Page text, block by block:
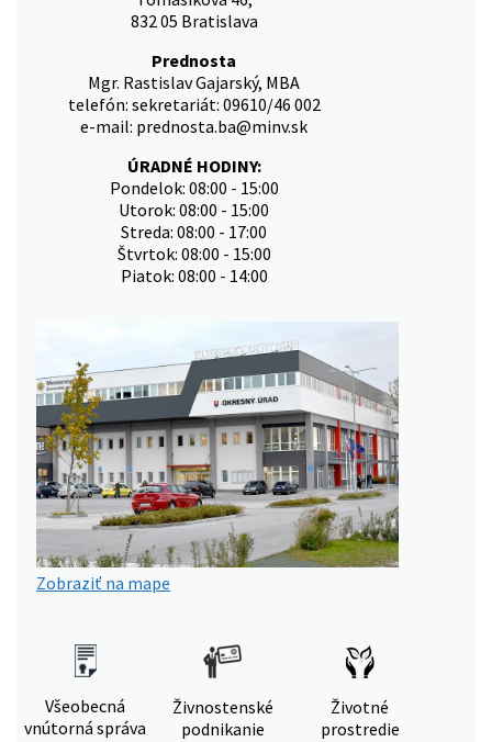
832 05 Bratislava
Prednosta
Mgr. Rastislav Gajarský, MBA
telefón: sekretariát: 09610/46 002
e-mail: prednosta.ba@minv.sk
ÚRADNÉ HODINY:
Pondelok: 08:00 - 15:00
Utorok: 08:00 - 15:00
Streda: 08:00 - 17:00
Štvrtok: 08:00 - 15:00
Piatok: 08:00 - 14:00
Zobraziť na mape
Všeobecná
vnútorná správa
Živnostenské
podnikanie
Životné
prostredie